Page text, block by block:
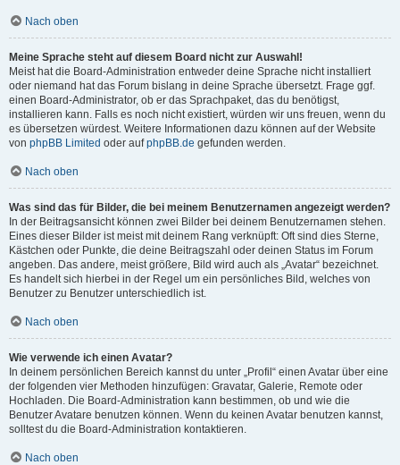
Nach oben
Meine Sprache steht auf diesem Board nicht zur Auswahl!
Meist hat die Board-Administration entweder deine Sprache nicht installiert
oder niemand hat das Forum bislang in deine Sprache übersetzt. Frage ggf.
einen Board-Administrator, ob er das Sprachpaket, das du benötigst,
installieren kann. Falls es noch nicht existiert, würden wir uns freuen, wenn du
es übersetzen würdest. Weitere Informationen dazu können auf der Website
von phpBB Limited oder aufphpBB.de gefunden werden.
Nach oben
Was sind das für Bilder, die bei meinem Benutzernamen angezeigt werden?
In der Beitragsansicht können zwei Bilder bei deinem Benutzernamen stehen.
Eines dieser Bilder ist meist mit deinem Rang verknüpft: Oft sind dies Sterne,
Kästchen oder Punkte, die deine Beitragszahl oder deinen Status im Forum
angeben. Das andere, meist größere, Bild wird auch als „Avatar“ bezeichnet.
Es handelt sich hierbei in der Regel um ein persönliches Bild, welches von
Benutzer zu Benutzer unterschiedlich ist.
Nach oben
Wie verwende ich einen Avatar?
In deinem persönlichen Bereich kannst du unter „Profil“ einen Avatar über eine
der folgenden vier Methoden hinzufügen: Gravatar, Galerie, Remote oder
Hochladen. Die Board-Administration kann bestimmen, ob und wie die
Benutzer Avatare benutzen können. Wenn du keinen Avatar benutzen kannst,
solltest du die Board-Administration kontaktieren.
Nach oben